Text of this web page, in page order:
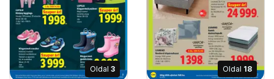
Oldal 3 Oldal 18